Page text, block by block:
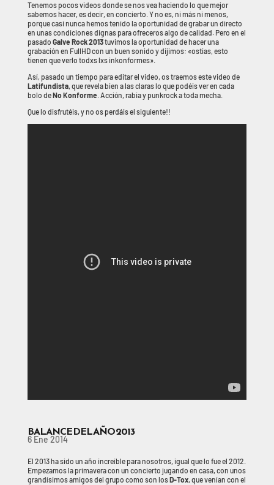
Tenemos pocos videos donde se nos vea haciendo lo que mejor
sabemos hacer, es decir, en concierto. Y no es, ni más ni menos,
porque casi nunca hemos tenido la oportunidad de grabar un directo
en unas condiciones dignas para ofreceros algo de calidad. Pero en el
pasado Galve Rock 2013tuvimos la oportunidad de hacer una
grabación en FullHD con un buen sonido y dijimos: «ostias, esto
tienen que verlo todxs lxs inkonformes».
Así, pasado un tiempo para editar el video, os traemos este video de
Latifundista, que revela bien a las claras lo que podéis ver en cada
bolo deNo Konforme. Acción, rabia y punkrock a toda mecha.
Que lo disfrutéis, y no os perdáis el siguiente!!
BALANCE DEL AÑO 2013
6 Ene 2014
El 2013 ha sido un año increíble para nosotros, igual que lo fue el 2012.
Empezamos la primavera con un concierto jugando en casa, con unos
grandísimos amigos del grupo como son losD-Tox, que venían con el